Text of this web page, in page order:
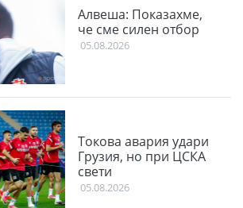
Алвеша: Показахме,
че сме силен отбор
05.08.2026
Токова авария удари
Грузия, но при ЦСКА
свети
05.08.2026